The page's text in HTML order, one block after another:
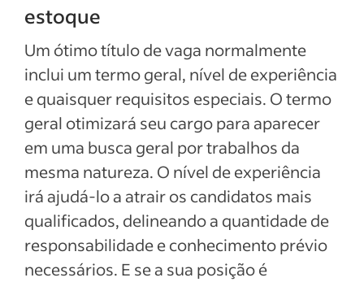
estoque
Um ótimo título de vaga normalmente
inclui um termo geral, nível de experiência
e quaisquer requisitos especiais. O termo
geral otimizará seu cargo para aparecer
em uma busca geral por trabalhos da
mesma natureza. O nível de experiência
irá ajudá-lo a atrair os candidatos mais
qualificados, delineando a quantidade de
responsabilidade e conhecimento prévio
necessários. E se a sua posição é